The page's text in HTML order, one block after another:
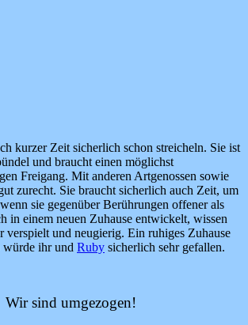
kurzer Zeit sicherlich schon streicheln. Sie ist
und braucht einen möglichst
Freigang. Mit anderen Artgenossen sowie
zurecht. Sie braucht sicherlich auch Zeit, um
sie gegenüber Berührungen offener als
in einem neuen Zuhause entwickelt, wissen
verspielt und neugierig. Ein ruhiges Zuhause
würde ihr und Ruby sicherlich sehr gefallen.
Wir sind umgezogen!